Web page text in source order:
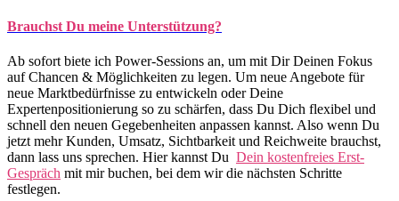
Brauchst Du meine Unterstützung?
Ab sofort biete ich Power-Sessions an, um mit Dir Deinen Fokus
auf Chancen & Möglichkeiten zu legen. Um neue Angebote für
neue Marktbedürfnisse zu entwickeln oder Deine
Expertenpositionierung so zu schärfen, dass Du Dich flexibel und
schnell den neuen Gegebenheiten anpassen kannst. Also wenn Du
jetzt mehr Kunden, Umsatz, Sichtbarkeit und Reichweite brauchst,
dann lass uns sprechen. Hier kannst Du Dein kostenfreies Erst-
Gespräch mit mir buchen, bei dem wir die nächsten Schritte
festlegen.